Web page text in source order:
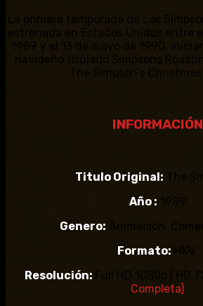
INFORMACIÓN
Titulo Original:
Año :
Genero:
Formato:
Resolución:
Completa)